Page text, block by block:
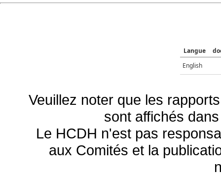
Langue
English
Veuillez noter que les
sont affichés
Le HCDH n'est pas
aux Comités et la